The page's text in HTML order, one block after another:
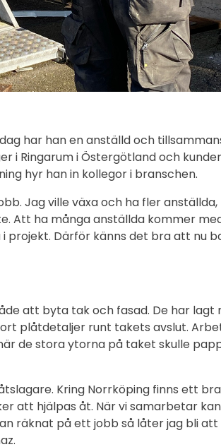
har han en anställd och
Ringarum i Östergötland och
hyr han in kollegor i branschen.
Jag ville växa och ha fler
Att ha många anställda kommer
Därför känns det bra att nu
att byta tak och fasad. De har
plåtdetaljer runt takets avslut.
de stora ytorna på taket skulle
Kring Norrköping finns ett
att hjälpas åt. När vi samarbetar
räknat på ett jobb så låter jag bli att